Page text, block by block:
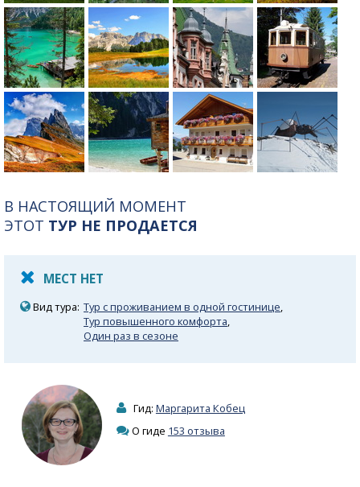
В НАСТОЯЩИЙ МОМЕНТ
ЭТОТ ТУР НЕ ПРОДАЕТСЯ
МЕСТ НЕТ
Вид тура: Тур с проживанием в одной гостинице,
Тур повышенного комфорта,
Один раз в сезоне
Гид: Маргарита Кобец
О гиде 153 отзыва